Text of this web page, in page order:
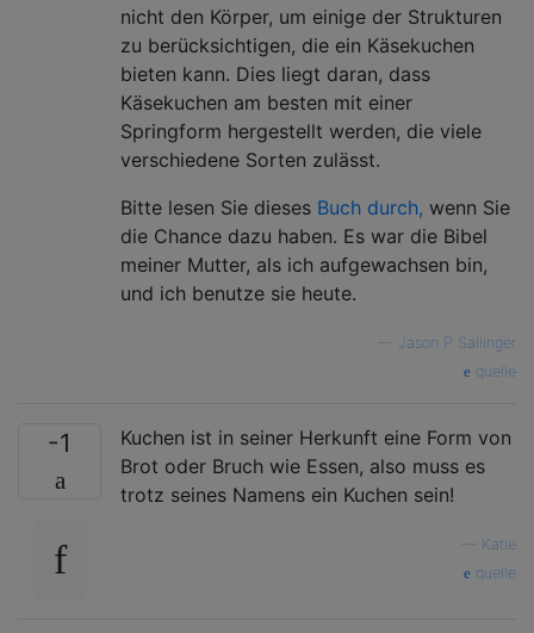
nicht den Körper, um einige der Strukturen
zu berücksichtigen, die ein Käsekuchen
bieten kann. Dies liegt daran, dass
Käsekuchen am besten mit einer
Springform hergestellt werden, die viele
verschiedene Sorten zulässt.
Bitte lesen Sie dieses Buch durch, wenn Sie
die Chance dazu haben. Es war die Bibel
meiner Mutter, als ich aufgewachsen bin,
und ich benutze sie heute.
Jason P Sallinger
quelle
-1
Kuchen ist in seiner Herkunft eine Form von
Brot oder Bruch wie Essen, also muss es
trotz seines Namens ein Kuchen sein!
Katie
quelle